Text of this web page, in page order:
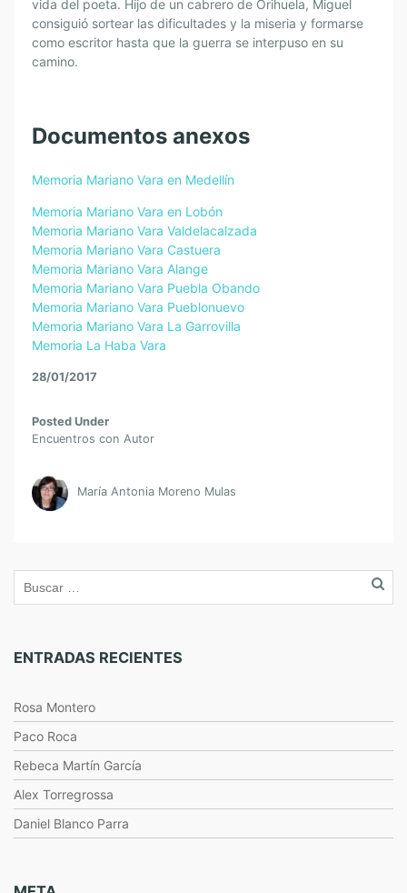
vida del poeta. Hijo de un cabrero de Orihuela, Miguel
consiguió sortear las dificultades y la miseria y formarse
como escritor hasta que la guerra se interpuso en su
camino.
Documentos anexos
Memoria Mariano Vara en Medellín
Memoria Mariano Vara en Lobón
Memoria Mariano Vara Valdelacalzada
Memoria Mariano Vara Castuera
Memoria Mariano Vara Alange
Memoria Mariano Vara Puebla Obando
Memoria Mariano Vara Pueblonuevo
Memoria Mariano Vara La Garrovilla
Memoria La Haba Vara
28/01/2017
Posted Under
Encuentros con Autor
María Antonia Moreno Mulas
ENTRADAS RECIENTES
Rosa Montero
Paco Roca
Rebeca Martín García
Alex Torregrossa
Daniel Blanco Parra